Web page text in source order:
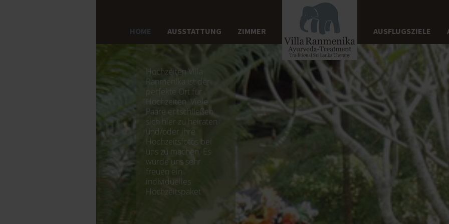
HOME AUSSTATTUNG ZIMMER AUSFLUGSZIELE
Hochzeiten Villa
Ranmenika ist der
perfekte Ort für
Hochzeiten. Viele
Paare entschließen
sich hier zu heiraten
und/oder ihre
Hochzeitsfotos bei
uns zu machen. Es
würde uns sehr
freuen ein
individuelles
Hochzeitspaket